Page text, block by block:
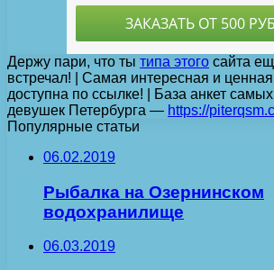
Держу пари, что ты типа этого сайта
встречал! | Самая интересная и ценная
доступна по ссылке! | База анкет
девушек Петербурга — https://
Популярные статьи
06.02.2019
Рыбалка на Озернинском
водохранилище
06.03.2019